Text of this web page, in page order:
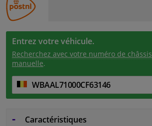
Entrez votre véhicule.
Recherchez avec votre numéro de châssis
manuelle.
Caractéristiques